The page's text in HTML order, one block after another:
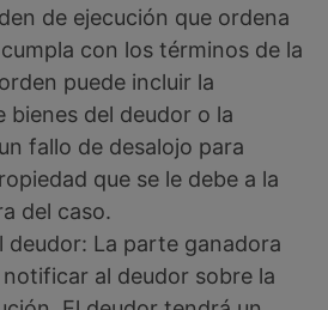
de ejecución que ordena
con los términos de la
puede incluir la
bienes del deudor o la
fallo de desalojo para
que se le debe a la
del caso.
deudor: La parte ganadora
al deudor sobre la